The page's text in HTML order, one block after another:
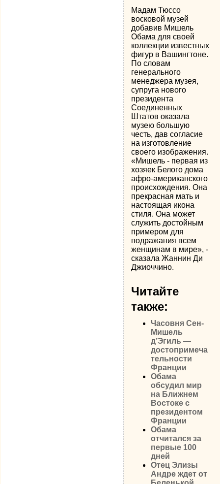
Мадам Тюссо
восковой музей
добавив Мишель
Обама для своей
коллекции известных
фигур в Вашингтоне.
По словам
генерального
менеджера музея,
супруга нового
президента
Соединенных
Штатов оказала
музею большую
честь, дав согласие
на изготовление
своего изображения.
«Мишель - первая из
хозяек Белого дома
афро-американского
происхождения. Она
прекрасная мать и
настоящая икона
стиля. Она может
служить достойным
примером для
подражания всем
женщинам в мире», -
сказала Жаннин Ди
Джиоччино.
Читайте
также:
Часовня Сен-
Мишель
д’Эгиль —
достопримеча
тельности
Франции
Обама
обсудил мир
на Ближнем
Востоке с
президентом
Франции
Обама
отчитался за
первые 100
дней
Отец Элизы
Андре ждет от